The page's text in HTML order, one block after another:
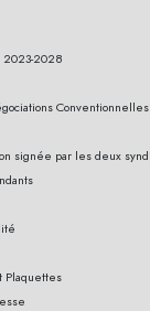
2023-2028
Conventionnelles
signée par les deux
Plaquettes